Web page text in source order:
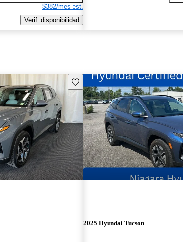
$382/mes est.
Verif. disponibilidad
Guarda este Aviso
2025 Hyundai Tucson